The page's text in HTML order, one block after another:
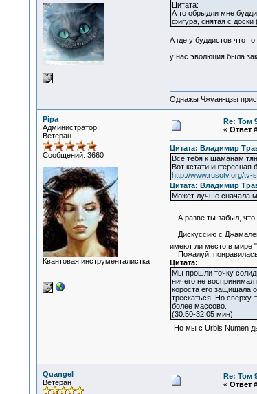
Цитата:
А то обрыдли мне
фигура, снятая с
А где у буддистов что
у нас эволюция была
Однажы Чжуан-цзы
Pipa
Администратор
Ветеран
Сообщений: 3660
Квантовая инструменталистка
Re: Том
« Ответ
Цитата: Владимир
Все тебя к шаманам
Вот кстати интересная
http://www.rusotv.org/
Цитата: Владимир
Может лучше сначала
А разве ты забыл, что
Дискуссию с Джамалем
имеют ли место в мире
Пожалуй,
Цитата:
Мы прошли точку
ничего не
короста его защищала
трескаться. Но сверху-
более массово.
(30:50-32:05 мин).
Но мы с Urbis Numen
Quangel
Ветеран
Re: Том
« Ответ